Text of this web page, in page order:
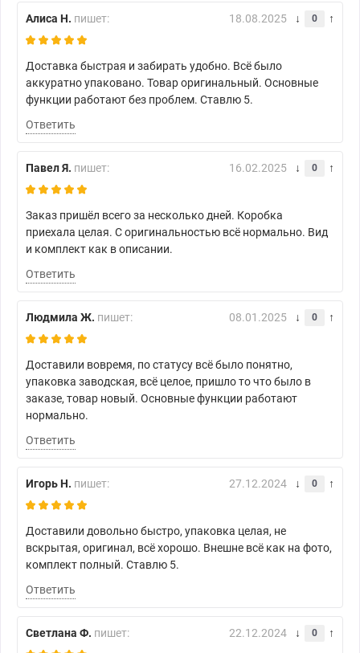
Алиса Н. пишет: 18.08.2025 0
Доставка быстрая и забирать удобно. Всё было
аккуратно упаковано. Товар оригинальный. Основные
функции работают без проблем. Ставлю 5.
Ответить
Павел Я. пишет: 16.02.2025 0
Заказ пришёл всего за несколько дней. Коробка
приехала целая. С оригинальностью всё нормально. Вид
и комплект как в описании.
Ответить
Людмила Ж. пишет: 08.01.2025 0
Доставили вовремя, по статусу всё было понятно,
упаковка заводская, всё целое, пришло то что было в
заказе, товар новый. Основные функции работают
нормально.
Ответить
Игорь Н. пишет: 27.12.2024 0
Доставили довольно быстро, упаковка целая, не
вскрытая, оригинал, всё хорошо. Внешне всё как на фото,
комплект полный. Ставлю 5.
Ответить
Светлана Ф. пишет: 22.12.2024 0